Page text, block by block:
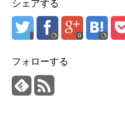
シェアする
0
フォローする